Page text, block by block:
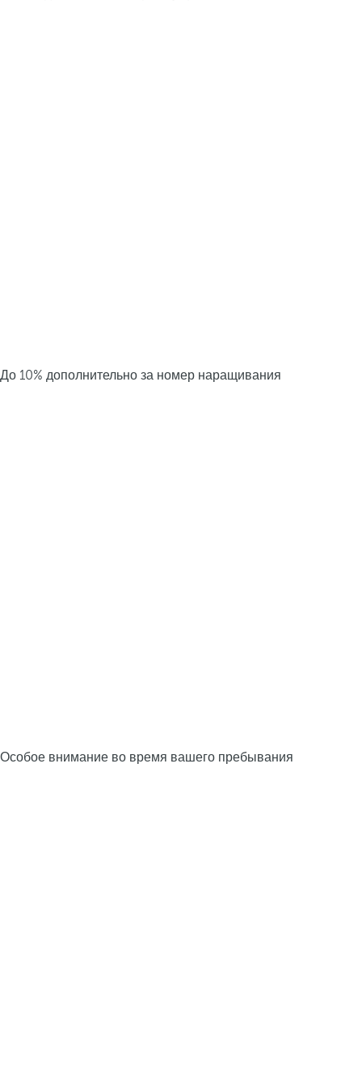
До 10% дополнительно за номер наращивания
Особое внимание во время вашего пребывания